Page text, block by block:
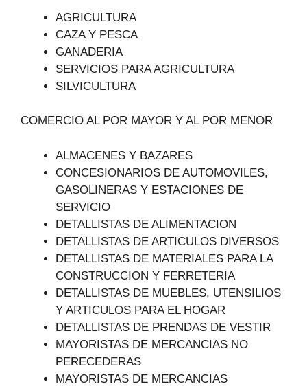
AGRICULTURA
CAZA Y PESCA
GANADERIA
SERVICIOS PARA AGRICULTURA
SILVICULTURA
COMERCIO AL POR MAYOR Y AL POR MENOR
ALMACENES Y BAZARES
CONCESIONARIOS DE AUTOMOVILES,
GASOLINERAS Y ESTACIONES DE
SERVICIO
DETALLISTAS DE ALIMENTACION
DETALLISTAS DE ARTICULOS DIVERSOS
DETALLISTAS DE MATERIALES PARA LA
CONSTRUCCION Y FERRETERIA
DETALLISTAS DE MUEBLES, UTENSILIOS
Y ARTICULOS PARA EL HOGAR
DETALLISTAS DE PRENDAS DE VESTIR
MAYORISTAS DE MERCANCIAS NO
PERECEDERAS
MAYORISTAS DE MERCANCIAS